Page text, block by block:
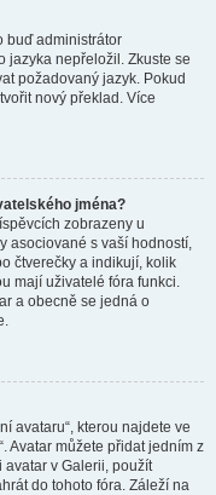
buď administrátor
jazyka nepřeložil. Zkuste se
požadovaný jazyk. Pokud
nový překlad. Více
jména?
zobrazeny u
asociované s vaší hodností,
čtverečky a indikují, kolik
mají uživatelé fóra funkci.
a obecně se jedná o
avataru“, kterou najdete ve
Avatar můžete přidat jedním z
avatar v Galerii, použít
do tohoto fóra. Záleží na